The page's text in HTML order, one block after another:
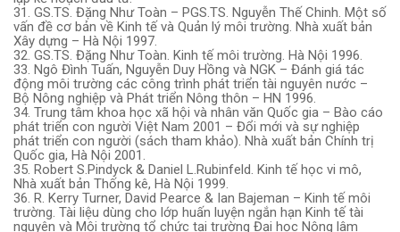
31. GS.TS. Đặng Như Toàn – PGS.TS. Nguyễn Thế Chinh. Một số
vấn đề cơ bản về Kinh tế và Quản lý môi trường. Nhà xuất bản
Xây dựng – Hà Nội 1997.
32. GS.TS. Đặng Như Toàn. Kinh tế môi trường. Hà Nội 1996.
33. Ngô Đình Tuấn, Nguyễn Duy Hồng và NGK – Đánh giá tác
động môi trường các công trình phát triển tài nguyên nước –
Bộ Nông nghiệp và Phát triển Nông thôn – HN 1996.
34. Trung tâm khoa học xã hội và nhân văn Quốc gia – Bào cáo
phát triển con người Việt Nam 2001 – Đổi mới và sự nghiệp
phát triển con người (sách tham khảo). Nhà xuất bản Chính trị
Quốc gia, Hà Nội 2001.
35. Robert S.Pindyck & Daniel L.Rubinfeld. Kinh tế học vi mô,
Nhà xuất bản Thống kê, Hà Nội 1999.
36. R. Kerry Turner, David Pearce & Ian Bajeman – Kinh tế môi
trường. Tài liệu dùng cho lớp huấn luyện ngắn hạn Kinh tế tài
nguyên và Môi trường tổ chức tại trường Đại học Nông lâm